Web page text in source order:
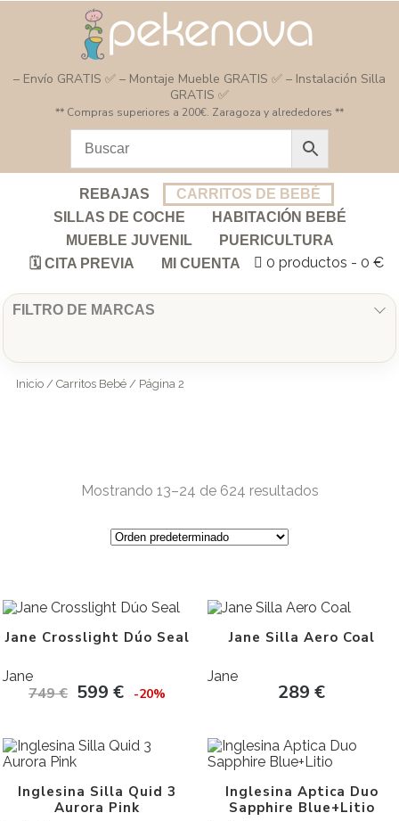
– Envío GRATIS ✅ – Montaje Mueble GRATIS ✅ – Instalación Silla
GRATIS ✅
** Compras superiores a 200€. Zaragoza y alrededores **
REBAJAS
CARRITOS DE BEBÉ
SILLAS DE COCHE
HABITACIÓN BEBÉ
MUEBLE JUVENIL
PUERICULTURA
🗓️ CITA PREVIA
MI CUENTA 0 productos 0 €
FILTRO DE MARCAS
Inicio / Carritos Bebé / Página 2
Mostrando 13–24 de 624 resultados
Jane Crosslight Dúo Seal
Jane
749€ 599€ -20%
Jane Silla Aero Coal
Jane
289€
Inglesina Silla Quid 3
Aurora Pink
Inglesina Aptica Duo
Sapphire Blue+Litio